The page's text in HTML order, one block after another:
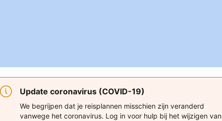
Update coronavirus (COVID-19)
We begrijpen dat je reisplannen misschien zijn veranderd
vanwege het coronavirus. Log in voor hulp bij het wijzigen van